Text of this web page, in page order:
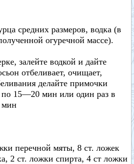
средних размеров, водка (в
огуречной массе).
залейте водкой и дайте
отбеливает, очищает,
делайте примочки
по 15—20 мин или один раз в
мин
перечной мяты, 8 ст. ложек
2 ст. ложки спирта, 4 ст ложки